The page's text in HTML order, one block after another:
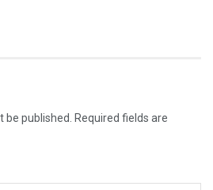
be published. Required fields are